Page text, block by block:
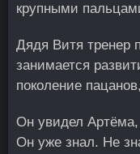
крупными
Дядя Витя тренер
занимается
поколение
Он увидел Артёма,
Он уже знал. Не